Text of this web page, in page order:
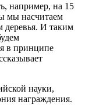
например, на 15
мы насчитаем
деревья. И таким
в принципе
науки,
награждения.